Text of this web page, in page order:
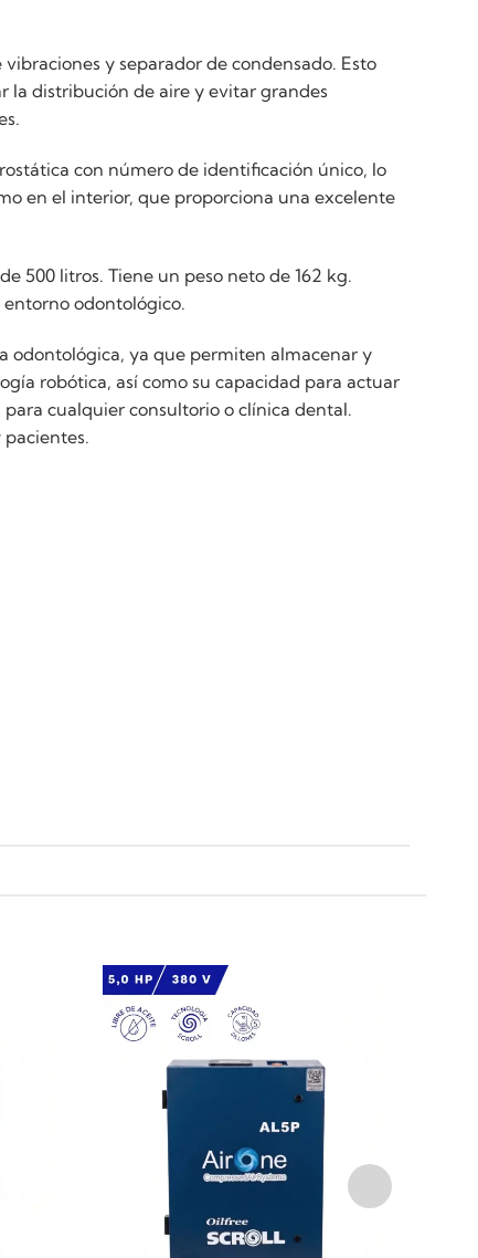
y separador de condensado. Esto
la distribución de aire y evitar grandes
con número de identificación único, lo
en el interior, que proporciona una excelente
500 litros. Tiene un peso neto de 162 kg.
odontológico.
odontológica, ya que permiten almacenar y
robótica, así como su capacidad para actuar
cualquier consultorio o clínica dental.